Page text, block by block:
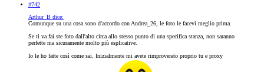
#742
Arthur_B dice:
Comunque su una cosa sono d'accordo con Andrea_26, le foto le facevi meglio prima.
Se ti va fai ste foto dall'alto circa allo stesso punto di una specifica stanza, non saranno
perfette ma sicuramente molto più esplicative.
Io le ho fatte così come sai. Inizialmente mi avete rimproverato proprio tu e proxy